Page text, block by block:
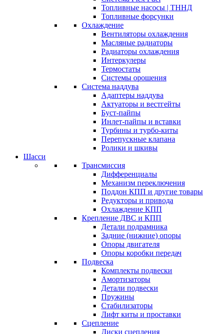
Топливные насосы | ТННД
Топливные форсунки
Охлаждение
Вентиляторы охлаждения
Масляные радиаторы
Радиаторы охлаждения
Интеркулеры
Термостаты
Системы орошения
Система наддува
Адаптеры наддува
Актуаторы и вестгейты
Буст-пайпы
Инлет-пайпы и вставки
Турбины и турбо-киты
Перепускные клапана
Ролики и шкивы
Шасси
Трансмиссия
Дифференциалы
Механизм переключения
Поддон КПП и другие товары
Редукторы и привода
Охлаждение КПП
Крепление ДВС и КПП
Детали подрамника
Задние (нижние) опоры
Опоры двигателя
Опоры коробки передач
Подвеска
Комплекты подвески
Амортизаторы
Детали подвески
Пружины
Стабилизаторы
Лифт киты и проставки
Сцепление
Диски сцепления